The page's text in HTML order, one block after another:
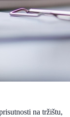
na tržištu,